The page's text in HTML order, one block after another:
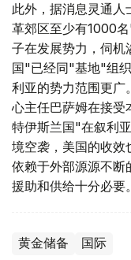
此外，据消息灵通
革郊区至少有1000
子在发展势力，伺
国"已经同"基地"组
利亚的势力范围更广
心主任巴萨姆在接
特伊斯兰国"在叙利
境空袭，美国的收效
依赖于外部源源不断
援助和供给十分必要。
黄金储备 国际